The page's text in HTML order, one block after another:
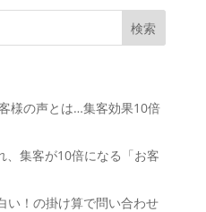
様の声とは…集客効果10倍
、集客が10倍になる「お客
い！の掛け算で問い合わせ